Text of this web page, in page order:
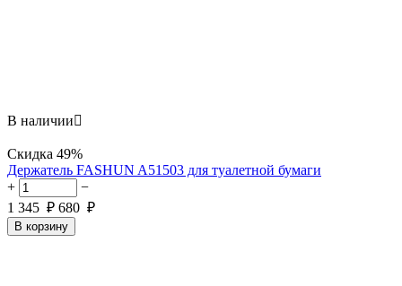
В наличии
Скидка 49%
Держатель FASHUN A51503 для туалетной бумаги
+
−
1 345 ₽ 680 ₽
В корзину